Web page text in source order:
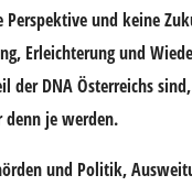
und keine
Erleichterung und
der DNA Österreichs
denn je werden.
und Politik,